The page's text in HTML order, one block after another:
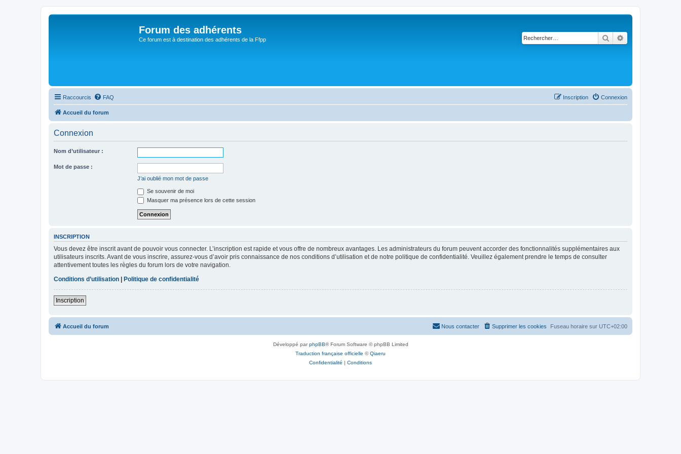
Forum des adhérents
Ce forum est à destination des adhérents de la Ffpp Rechercher
Raccourcis FAQ Connexion
Inscription
Accueil du forum
Connexion
Nom d’utilisateur :
Mot de passe :
J’ai oublié mon mot de passe
Se souvenir de moi
Masquer ma présence lors de cette session
INSCRIPTION
Vous devez être inscrit avant de pouvoir vous connecter. L’inscription est rapide et vous offre de nombreux avantages. Les administrateurs du forum peuvent accorder des fonctionnalités supplémentaires aux
utilisateurs inscrits. Avant de vous inscrire, assurez-vous d’avoir pris connaissance de nos conditions d’utilisation et de notre politique de confidentialité. Veuillez également prendre le temps de consulter
attentivement toutes les règles du forum lors de votre navigation.
Conditions d’utilisation | Politique de confidentialité
Inscription
Accueil du forum Fuseau horaire sur UTC+02:00
Supprimer les cookies
Nous contacter
Développé parphpBB® Forum Software © phpBB Limited
Traduction française officielle ©Qiaeru
Confidentialité | Conditions